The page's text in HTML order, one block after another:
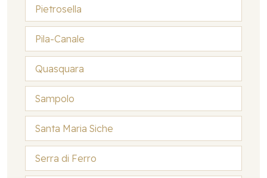
Pietrosella
Pila-Canale
Quasquara
Sampolo
Santa Maria Siche
Serra di Ferro